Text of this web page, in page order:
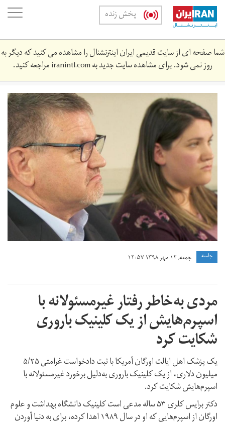
Skip
main
content
پخش زنده
شما صفحه ای از سایت قدیمی ایران اینترنشنال را مشاهده می کنید که دیگر به
روز نمی شود. برای مشاهده سایت جدید بهiranintl.comمراجعه کنید.
7a4f2552-
60e9-
4748-
af2f-
50c14fbd298f-
large16x9_bryceclearycaptioned.jpg
جامعه جمعه, ۱۲ مهر ۱۳۹۸ ۱۲:۵۷
مردی به‌خاطر رفتار غیر‌مسئولانه با
اسپرم‌هایش از یک کلینیک باروری
شکایت کرد
یک پزشک اهل ایالت اورگان آمریکا با ثبت دادخواست غرامتی ۵/۲۵
میلیون دلاری، از یک کلینیک باروری به‌دلیل برخورد غیرمسئولانه با
اسپرم‌هایش شکایت کرد.
دکتر برایس کلری ۵۳ ساله مدعی است کلینیک دانشگاه بهداشت و علوم
اورگان از اسپرم‌هایی که او در سال ۱۹۸۹ اهدا کرده، برای به دنیا آوردن